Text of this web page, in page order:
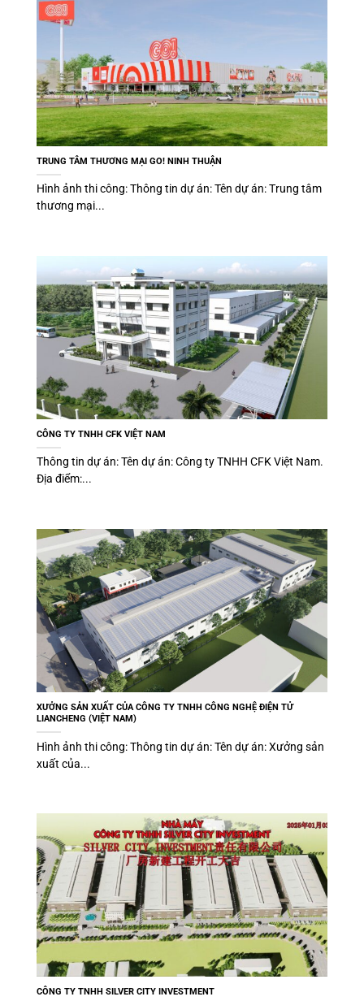
TRUNG TÂM THƯƠNG MẠI GO! NINH THUẬN
Hình ảnh thi công: Thông tin dự án: Tên dự án: Trung tâm
thương mại...
CÔNG TY TNHH CFK VIỆT NAM
Thông tin dự án: Tên dự án: Công ty TNHH CFK Việt Nam.
Địa điểm:...
XƯỞNG SẢN XUẤT CỦA CÔNG TY TNHH CÔNG NGHỆ ĐIỆN TỬ
LIANCHENG (VIỆT NAM)
Hình ảnh thi công: Thông tin dự án: Tên dự án: Xưởng sản
xuất của...
CÔNG TY TNHH SILVER CITY INVESTMENT